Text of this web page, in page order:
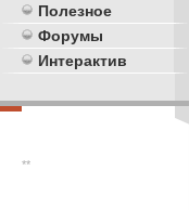
Полезное
Форумы
Интерактив
**